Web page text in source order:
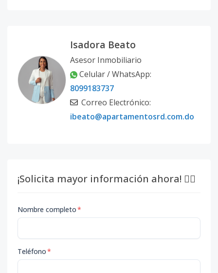
Isadora Beato
Asesor Inmobiliario
Celular / WhatsApp:
8099183737
Correo Electrónico:
ibeato@apartamentosrd.com.do
¡Solicita mayor información ahora! 👇🏽
Nombre completo*
Teléfono*